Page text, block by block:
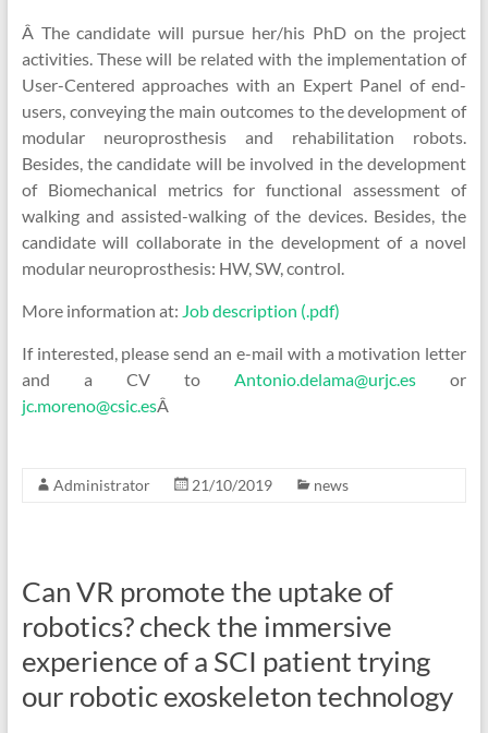
Â The candidate will pursue her/his PhD on the project
activities. These will be related with the implementation of
User-Centered approaches with an Expert Panel of end-
users, conveying the main outcomes to the development of
modular neuroprosthesis and rehabilitation robots.
Besides, the candidate will be involved in the development
of Biomechanical metrics for functional assessment of
walking and assisted-walking of the devices. Besides, the
candidate will collaborate in the development of a novel
modular neuroprosthesis: HW, SW, control.
More information at: Job description (.pdf)
If interested, please send an e-mail with a motivation letter
and a CV toAntonio.delama@urjc.es or
jc.moreno@csic.esÂ
Administrator 21/10/2019 news
Can VR promote the uptake of
robotics? check the immersive
experience of a SCI patient trying
our robotic exoskeleton technology